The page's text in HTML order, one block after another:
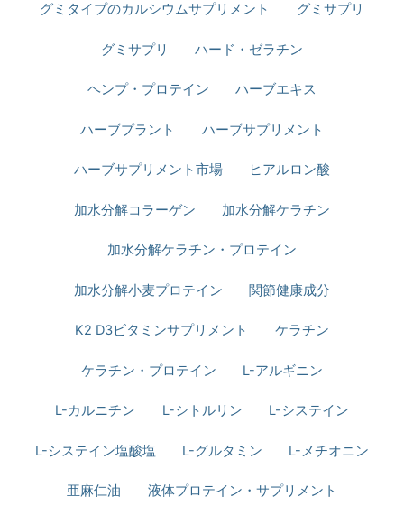
グミタイプのカルシウムサプリメント グミサプリ
グミサプリ ハード・ゼラチン
ヘンプ・プロテイン ハーブエキス
ハーブプラント ハーブサプリメント
ハーブサプリメント市場 ヒアルロン酸
加水分解コラーゲン 加水分解ケラチン​
加水分解ケラチン・プロテイン
加水分解小麦プロテイン 関節健康成分
K2 D3ビタミンサプリメント ケラチン
ケラチン・プロテイン L-アルギニン
L-カルニチン L-シトルリン L-システイン
L-システイン塩酸塩 L-グルタミン L-メチオニン
亜麻仁油 液体プロテイン・サプリメント